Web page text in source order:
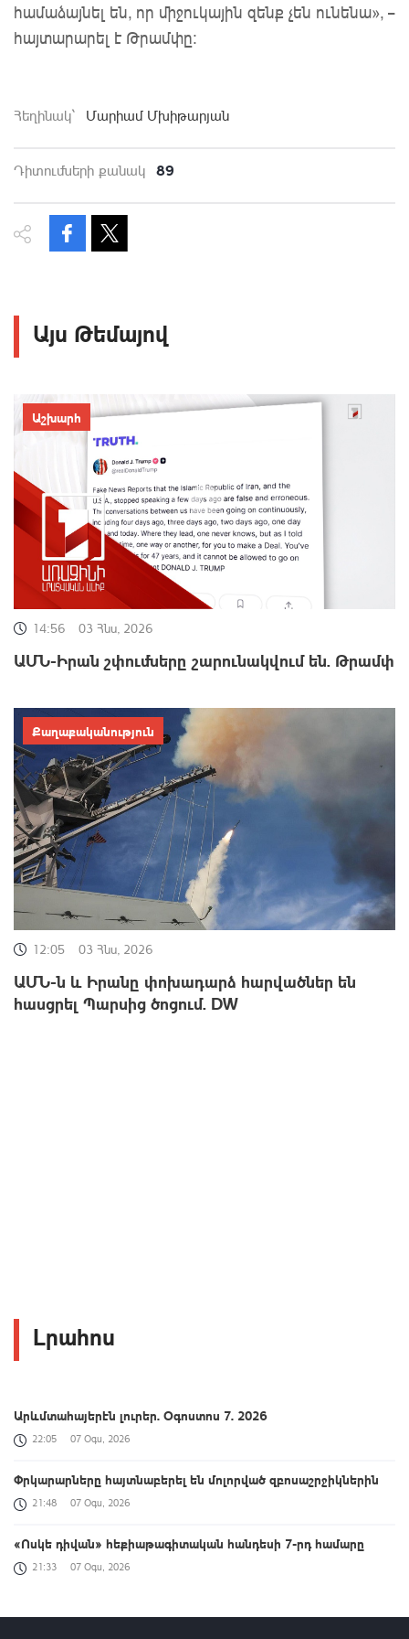
համաձայնել են, որ միջուկային զենք չեն ունենա», –
հայտարարել է Թրամփը:
Հեղինակ` Մարիամ Մխիթարյան
Դիտումների քանակ 89
Այս Թեմայով
14:56 03 Հնս, 2026
ԱՄՆ-Իրան շփումները շարունակվում են. Թրամփ
Աշխարհ
12:05 03 Հնս, 2026
ԱՄՆ-ն և Իրանը փոխադարձ հարվածներ են
հասցրել Պարսից ծոցում. DW
Քաղաքականություն
Լրահոս
Արևմտահայերէն լուրեր. Օգոստոս 7. 2026
22:05 07 Օգս, 2026
Փրկարարները հայտնաբերել են մոլորված զբոսաշրջիկներին
21:48 07 Օգս, 2026
«Ոսկե դիվան» հեքիաթագիտական հանդեսի 7-րդ համարը
21:33 07 Օգս, 2026